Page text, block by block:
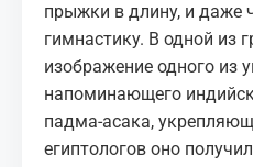
прыжки в длину, и даже
гимнастику. В одной из
изображение одного из
напоминающего
падма-асака,
египтологов оно